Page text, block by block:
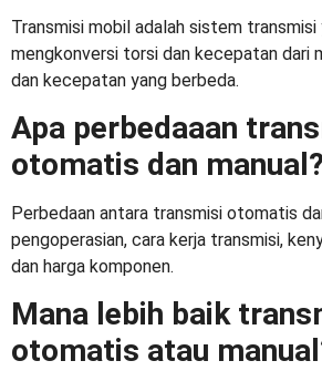
Transmisi mobil adalah sistem
mengkonversi torsi dan kecepatan dari
dan kecepatan yang berbeda.
Apa perbedaaan
otomatis dan manual?
Perbedaan antara transmisi otomatis
pengoperasian, cara kerja transmisi,
dan harga komponen.
Mana lebih baik
otomatis atau